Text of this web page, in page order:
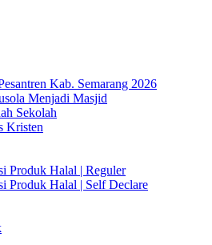
Kab. Semarang 2026
Menjadi Masjid
Sekolah
Kristen
Produk Halal | Reguler
Produk Halal | Self Declare